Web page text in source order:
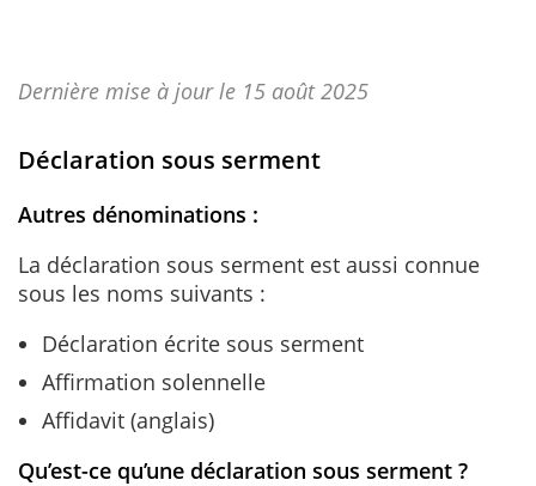
Dernière mise à jour le 15 août 2025
Déclaration sous serment
Autres dénominations :
La déclaration sous serment est aussi connue
sous les noms suivants :
Déclaration écrite sous serment
Affirmation solennelle
Affidavit (anglais)
Qu’est-ce qu’une déclaration sous serment ?